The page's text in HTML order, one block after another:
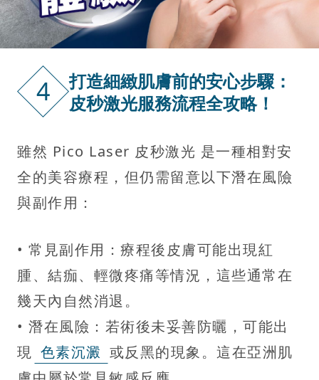
4
打造細緻肌膚前的安心步驟：
皮秒激光服務流程全攻略！
雖然 Pico Laser 皮秒激光 是一種相對安
全的美容療程，但仍需留意以下潛在風險
與副作用：
• 常見副作用：療程後皮膚可能出現紅
腫、結痂、輕微疼痛等情況，這些通常在
幾天內自然消退。
• 潛在風險：若術後未妥善防曬，可能出
現 色素沉澱 或反黑的現象。這在亞洲肌